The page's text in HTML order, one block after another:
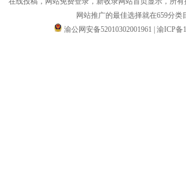
网站推广的最佳选择就在659分类
渝公网安备52010302001961
渝ICP备